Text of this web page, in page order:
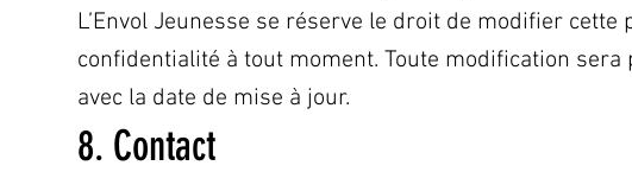
L’Envol Jeunesse se réserve le droit de modifier cette
confidentialité à tout moment. Toute modification sera
avec la date de mise à jour.
8. Contact